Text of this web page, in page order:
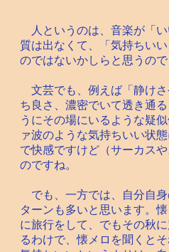
人というのは、音楽が「い
質は出なくて、「気持ちい
のではないかしらと思うので
文芸でも、例えば「静けさ
ち良さ、濃密でいて透き通
うにその場にいるような疑
ァ波のような気持ちいい状
で快感ですけど（サーカス
のですね。
でも、一方では、自分自身
ターンも多いと思います。
に旅行をして、でもその秋
るわけで、懐メロを聞くと